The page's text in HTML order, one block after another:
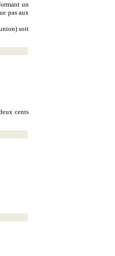
un
pas aux
soit
cents